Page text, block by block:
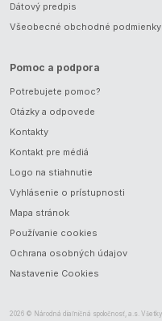
Dátový predpis
Všeobecné obchodné podmienky
Pomoc a podpora
Potrebujete pomoc?
Otázky a odpovede
Kontakty
Kontakt pre médiá
Logo na stiahnutie
Vyhlásenie o prístupnosti
Mapa stránok
Používanie cookies
Ochrana osobných údajov
Nastavenie Cookies
2026 © Národná diaľničná spoločnosť, a.s.